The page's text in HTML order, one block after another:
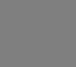
zuvor!